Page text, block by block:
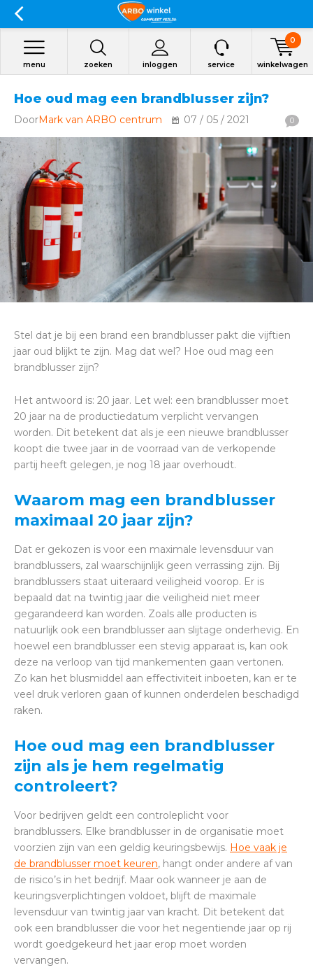
zoeken inloggen
menu service winkelwagen
0
Hoe oud mag een brandblusser zijn?
DoorMark van ARBO centrum 07 / 05 / 2021 0
Stel dat je bij een brand een brandblusser pakt die vijftien
jaar oud blijkt te zijn. Mag dat wel? Hoe oud mag een
brandblusser zijn?
Het antwoord is: 20 jaar. Let wel: een brandblusser moet
20 jaar na de productiedatum verplicht vervangen
worden. Dit betekent dat als je een nieuwe brandblusser
koopt die twee jaar in de voorraad van de verkopende
partij heeft gelegen, je nog 18 jaar overhoudt.
Waarom mag een brandblusser
maximaal 20 jaar zijn?
Dat er gekozen is voor een maximale levensduur van
brandblussers, zal waarschijnlijk geen verrassing zijn. Bij
brandblussers staat uiteraard veiligheid voorop. Er is
bepaald dat na twintig jaar die veiligheid niet meer
gegarandeerd kan worden. Zoals alle producten is
natuurlijk ook een brandblusser aan slijtage onderhevig. En
hoewel een brandblusser een stevig apparaat is, kan ook
deze na verloop van tijd mankementen gaan vertonen.
Zo kan het blusmiddel aan effectiviteit inboeten, kan er te
veel druk verloren gaan of kunnen onderdelen beschadigd
raken.
Hoe oud mag een brandblusser
zijn als je hem regelmatig
controleert?
Voor bedrijven geldt een controleplicht voor
brandblussers. Elke brandblusser in de organisatie moet
voorzien zijn van een geldig keuringsbewijs. Hoe vaak je
de brandblusser moet keuren, hangt onder andere af van
de risico’s in het bedrijf. Maar ook wanneer je aan de
keuringsverplichtingen voldoet, blijft de maximale
levensduur van twintig jaar van kracht. Dit betekent dat
ook een brandblusser die voor het negentiende jaar op rij
wordt goedgekeurd het jaar erop moet worden
vervangen.